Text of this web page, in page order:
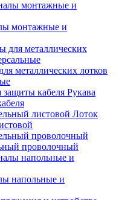
монтажные и
металлических лотков
Рукава
Лоток
проволочный
напольные и